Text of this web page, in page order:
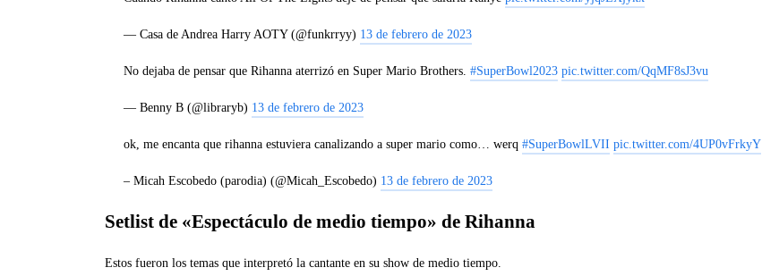
— Casa de Andrea Harry AOTY (@funkrryy) 13 de febrero de 2023
No dejaba de pensar que Rihanna aterrizó en Super Mario Brothers. #SuperBowl2023 pic.twitter.com/QqMF8sJ3vu
— Benny B (@libraryb) 13 de febrero de 2023
ok, me encanta que rihanna estuviera canalizando a super mario como… werq #SuperBowlLVII pic.twitter.com/4UP0vFrkyY
– Micah Escobedo (parodia) (@Micah_Escobedo) 13 de febrero de 2023
Setlist de «Espectáculo de medio tiempo» de Rihanna
Estos fueron los temas que interpretó la cantante en su show de medio tiempo.